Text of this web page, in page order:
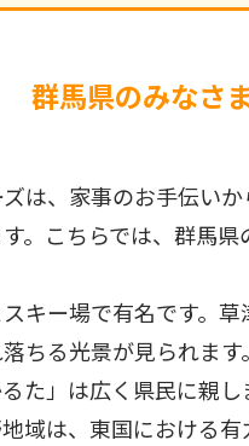
群馬県のみなさ
は、家事のお手伝い
。こちらでは、群馬県
キー場で有名です。
ちる光景が見られま
た」は広く県民に親
域は、東国における